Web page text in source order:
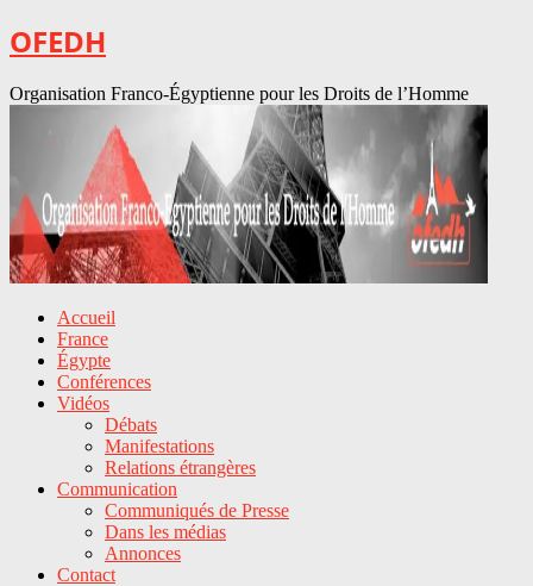
OFEDH
Organisation Franco-Égyptienne pour les Droits de l’Homme
Accueil
France
Égypte
Conférences
Vidéos
Débats
Manifestations
Relations étrangères
Communication
Communiqués de Presse
Dans les médias
Annonces
Contact